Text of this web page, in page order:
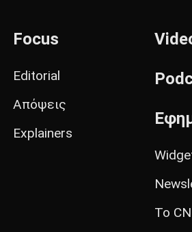
Focus
Editorial
Απόψεις
Explainers
Το